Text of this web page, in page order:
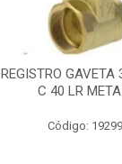
REGISTRO GAVETA
C 40 LR
Código: 19299